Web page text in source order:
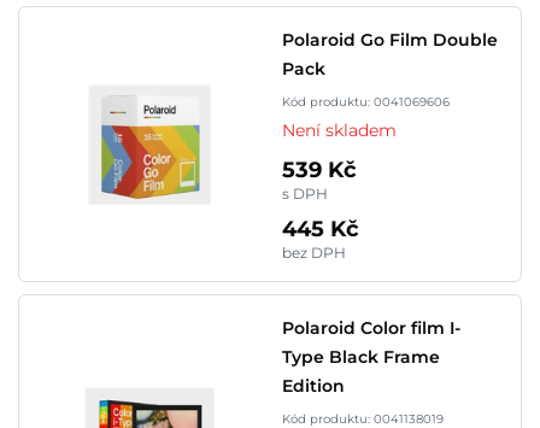
Polaroid Go Film Double
Pack
Kód produktu: 0041069606
Není skladem
539 Kč
s DPH
445 Kč
bez DPH
Polaroid Color film I-
Type Black Frame
Edition
Kód produktu: 0041138019